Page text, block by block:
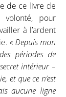
de ce livre de
pour
à l’ardent
« Depuis mon
périodes de
intérieur –
et que ce n’est
aucune ligne